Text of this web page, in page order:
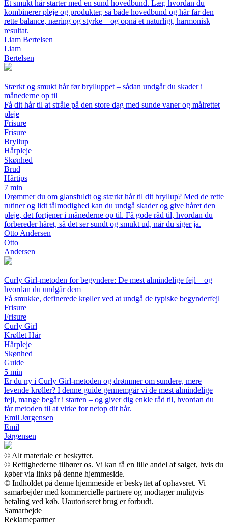
Et smukt hår starter med en sund hovedbund. Lær, hvordan du
kombinerer pleje og produkter, så både hovedbund og hår får den
rette balance, næring og styrke – og opnå et naturligt, harmonisk
resultat.
Liam Bertelsen
Liam
Bertelsen
Stærkt og smukt hår før brylluppet – sådan undgår du skader i
månederne op til
Få dit hår til at stråle på den store dag med sunde vaner og målrettet
pleje
Frisure
Frisure
Bryllup
Hårpleje
Skønhed
Brud
Hårtips
7 min
Drømmer du om glansfuldt og stærkt hår til dit bryllup? Med de rette
rutiner og lidt tålmodighed kan du undgå skader og give håret den
pleje, det fortjener i månederne op til. Få gode råd til, hvordan du
forbereder håret, så det ser sundt og smukt ud, når du siger ja.
Otto Andersen
Otto
Andersen
Curly Girl-metoden for begyndere: De mest almindelige fejl – og
hvordan du undgår dem
Få smukke, definerede krøller ved at undgå de typiske begynderfejl
Frisure
Frisure
Curly Girl
Krøllet Hår
Hårpleje
Skønhed
Guide
5 min
Er du ny i Curly Girl-metoden og drømmer om sundere, mere
levende krøller? I denne guide gennemgår vi de mest almindelige
fejl, mange begår i starten – og giver dig enkle råd til, hvordan du
får metoden til at virke for netop dit hår.
Emil Jørgensen
Emil
Jørgensen
© Alt materiale er beskyttet.
© Rettighederne tilhører os. Vi kan få en lille andel af salget, hvis du
køber via links på denne hjemmeside.
© Indholdet på denne hjemmeside er beskyttet af ophavsret. Vi
samarbejder med kommercielle partnere og modtager muligvis
betaling ved køb. Uautoriseret brug er forbudt.
Samarbejde
Reklamepartner